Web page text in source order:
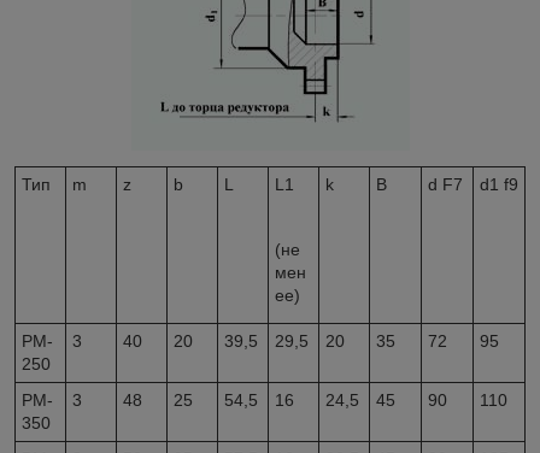
Тип m z b L L1
(не
мен
ее)
k В d F7 d1 f9
РМ-
250
3 40 20 39,5 29,5 20 35 72 95
РМ-
350
3 48 25 54,5 16 24,5 45 90 110